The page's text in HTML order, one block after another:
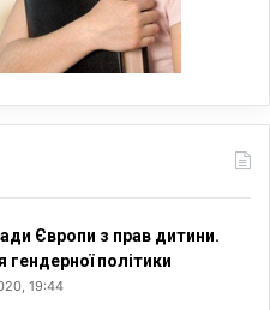
Європи з прав дитини.
політики
19:44